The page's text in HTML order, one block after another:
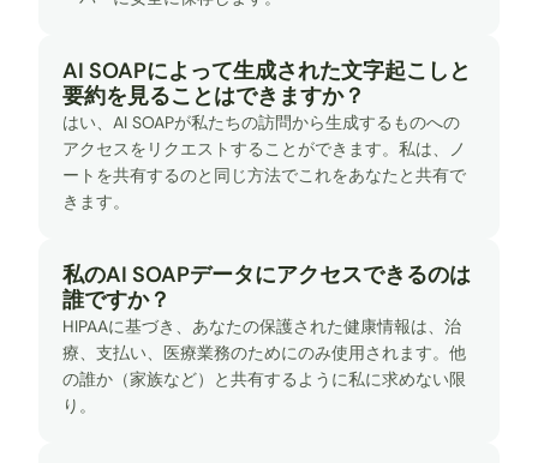
AI SOAPによって生成された文字起こしと
要約を見ることはできますか？
はい、AI SOAPが私たちの訪問から生成するものへの
アクセスをリクエストすることができます。私は、ノ
ートを共有するのと同じ方法でこれをあなたと共有で
きます。
私のAI SOAPデータにアクセスできるのは
誰ですか？
HIPAAに基づき、あなたの保護された健康情報は、治
療、支払い、医療業務のためにのみ使用されます。他
の誰か（家族など）と共有するように私に求めない限
り。